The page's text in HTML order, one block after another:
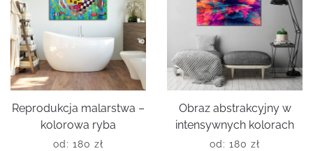
Reprodukcja malarstwa –
kolorowa ryba
od: 180 zł
Obraz abstrakcyjny w
intensywnych kolorach
od: 180 zł